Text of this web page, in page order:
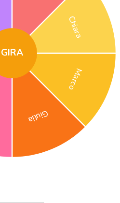
Marco
Giulia
Chiara
GIRA